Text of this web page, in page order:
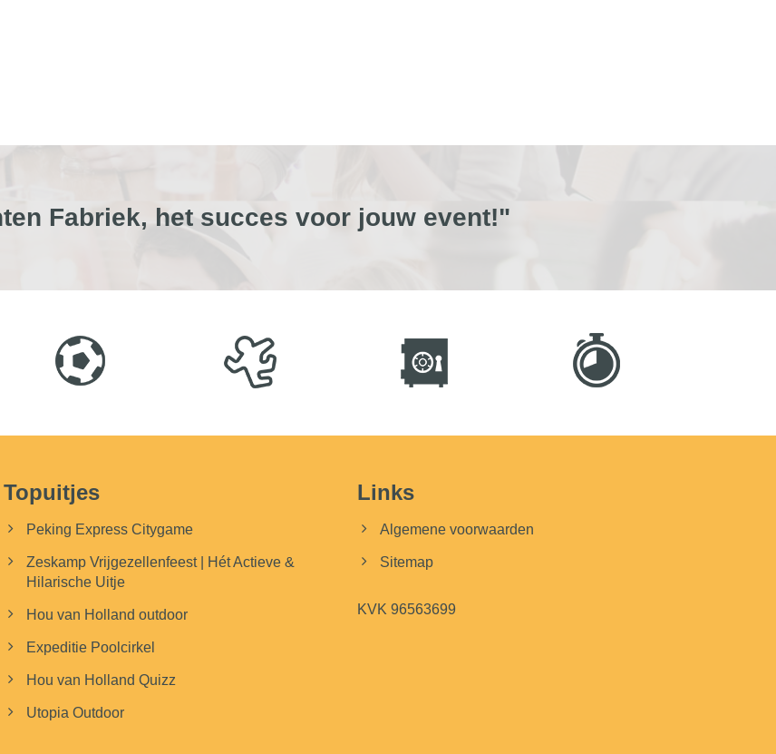
Fabriek, het succes voor jouw event!"
Topuitjes
Peking Express Citygame
Zeskamp Vrijgezellenfeest | Hét Actieve &
Hilarische Uitje
Hou van Holland outdoor
Expeditie Poolcirkel
Hou van Holland Quizz
Utopia Outdoor
Links
Algemene voorwaarden
Sitemap
KVK 96563699